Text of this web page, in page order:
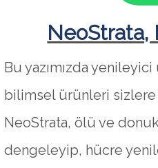
NeoStrata,
Bu yazımızda
bilimsel ürünleri sizlere
NeoStrata, ölü ve
dengeleyip, hücre